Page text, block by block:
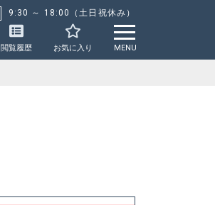
9:30 ～ 18:00（土日祝休み）
閲覧履歴 お気に入り MENU